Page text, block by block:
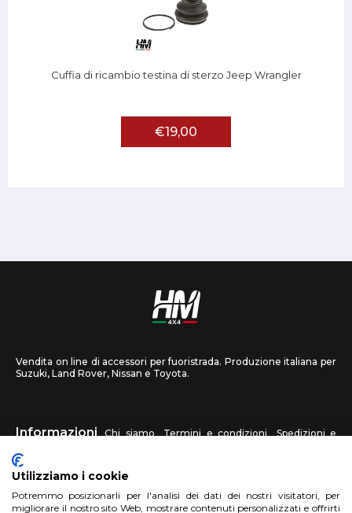
Cuffia di ricambio testina di sterzo Jeep Wrangler
€19,00
Vendita on line di accessori per fuoristrada. Produzione italiana per
Suzuki, Land Rover, Nissan e Toyota.
Informazioni Chi siamo Termini e condizioni
Spedizioni e
recessi
HM4X4 FAQ Centri assistenza Invia una foto
Utilizziamo i cookie
Potremmo posizionarli per l'analisi dei dati dei nostri visitatori, per
migliorare il nostro sito Web, mostrare contenuti personalizzati e offrirti